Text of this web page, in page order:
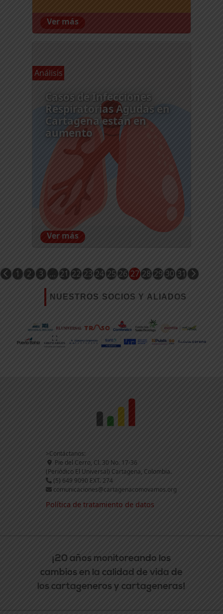
Ver más
Análisis
Casos de Infecciones
Respiratorias Agudas en
Cartagena están en
aumento
Ver más
1 2 3 … 21 22 23 24 25 26 27 28 29 30 31
NUESTROS SOCIOS Y ALIADOS
>Contáctanos:
Pie del Cerro, Cl. 30 No. 17-36
(Periódico El Universal) Cartagena, Colombia.
(5) 649 9090 EXT. 274
comunicaciones@cartagenacomovamos.org
Política de tratamiento de datos
¡20 años monitoreando los
cambios en la calidad de vida de
los cartageneros y cartageneras!